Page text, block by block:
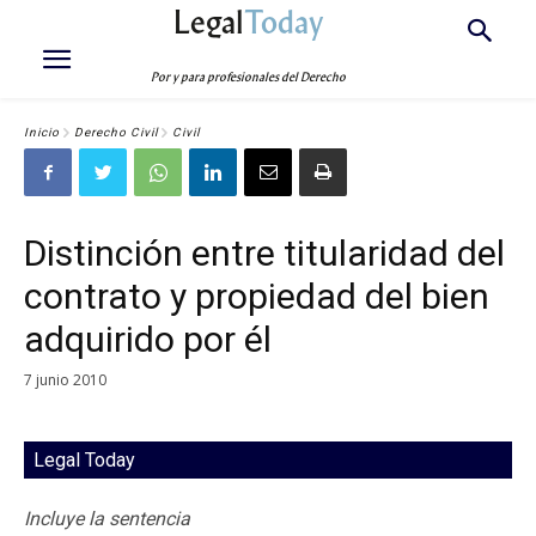
LegalToday
Por y para profesionales del Derecho
Inicio Derecho Civil Civil
Distinción entre titularidad del
contrato y propiedad del bien
adquirido por él
7 junio 2010
Legal Today
Incluye la sentencia